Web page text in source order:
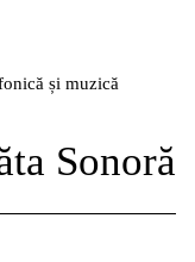
și muzică